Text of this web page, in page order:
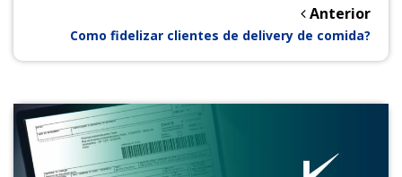
Anterior
Como fidelizar clientes de delivery de comida?